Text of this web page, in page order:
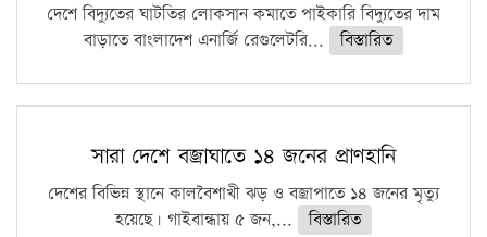
দেশে বিদ্যুতের ঘাটতির লোকসান কমাতে পাইকারি বিদ্যুতের দাম
বাড়াতে বাংলাদেশ এনার্জি রেগুলেটরি...
বিস্তারিত
সারা দেশে বজ্রাঘাতে ১৪ জনের প্রাণহানি
দেশের বিভিন্ন স্থানে কালবৈশাখী ঝড় ও বজ্রাপাতে ১৪ জনের মৃত্যু
হয়েছে। গাইবান্ধায় ৫ জন,...
বিস্তারিত